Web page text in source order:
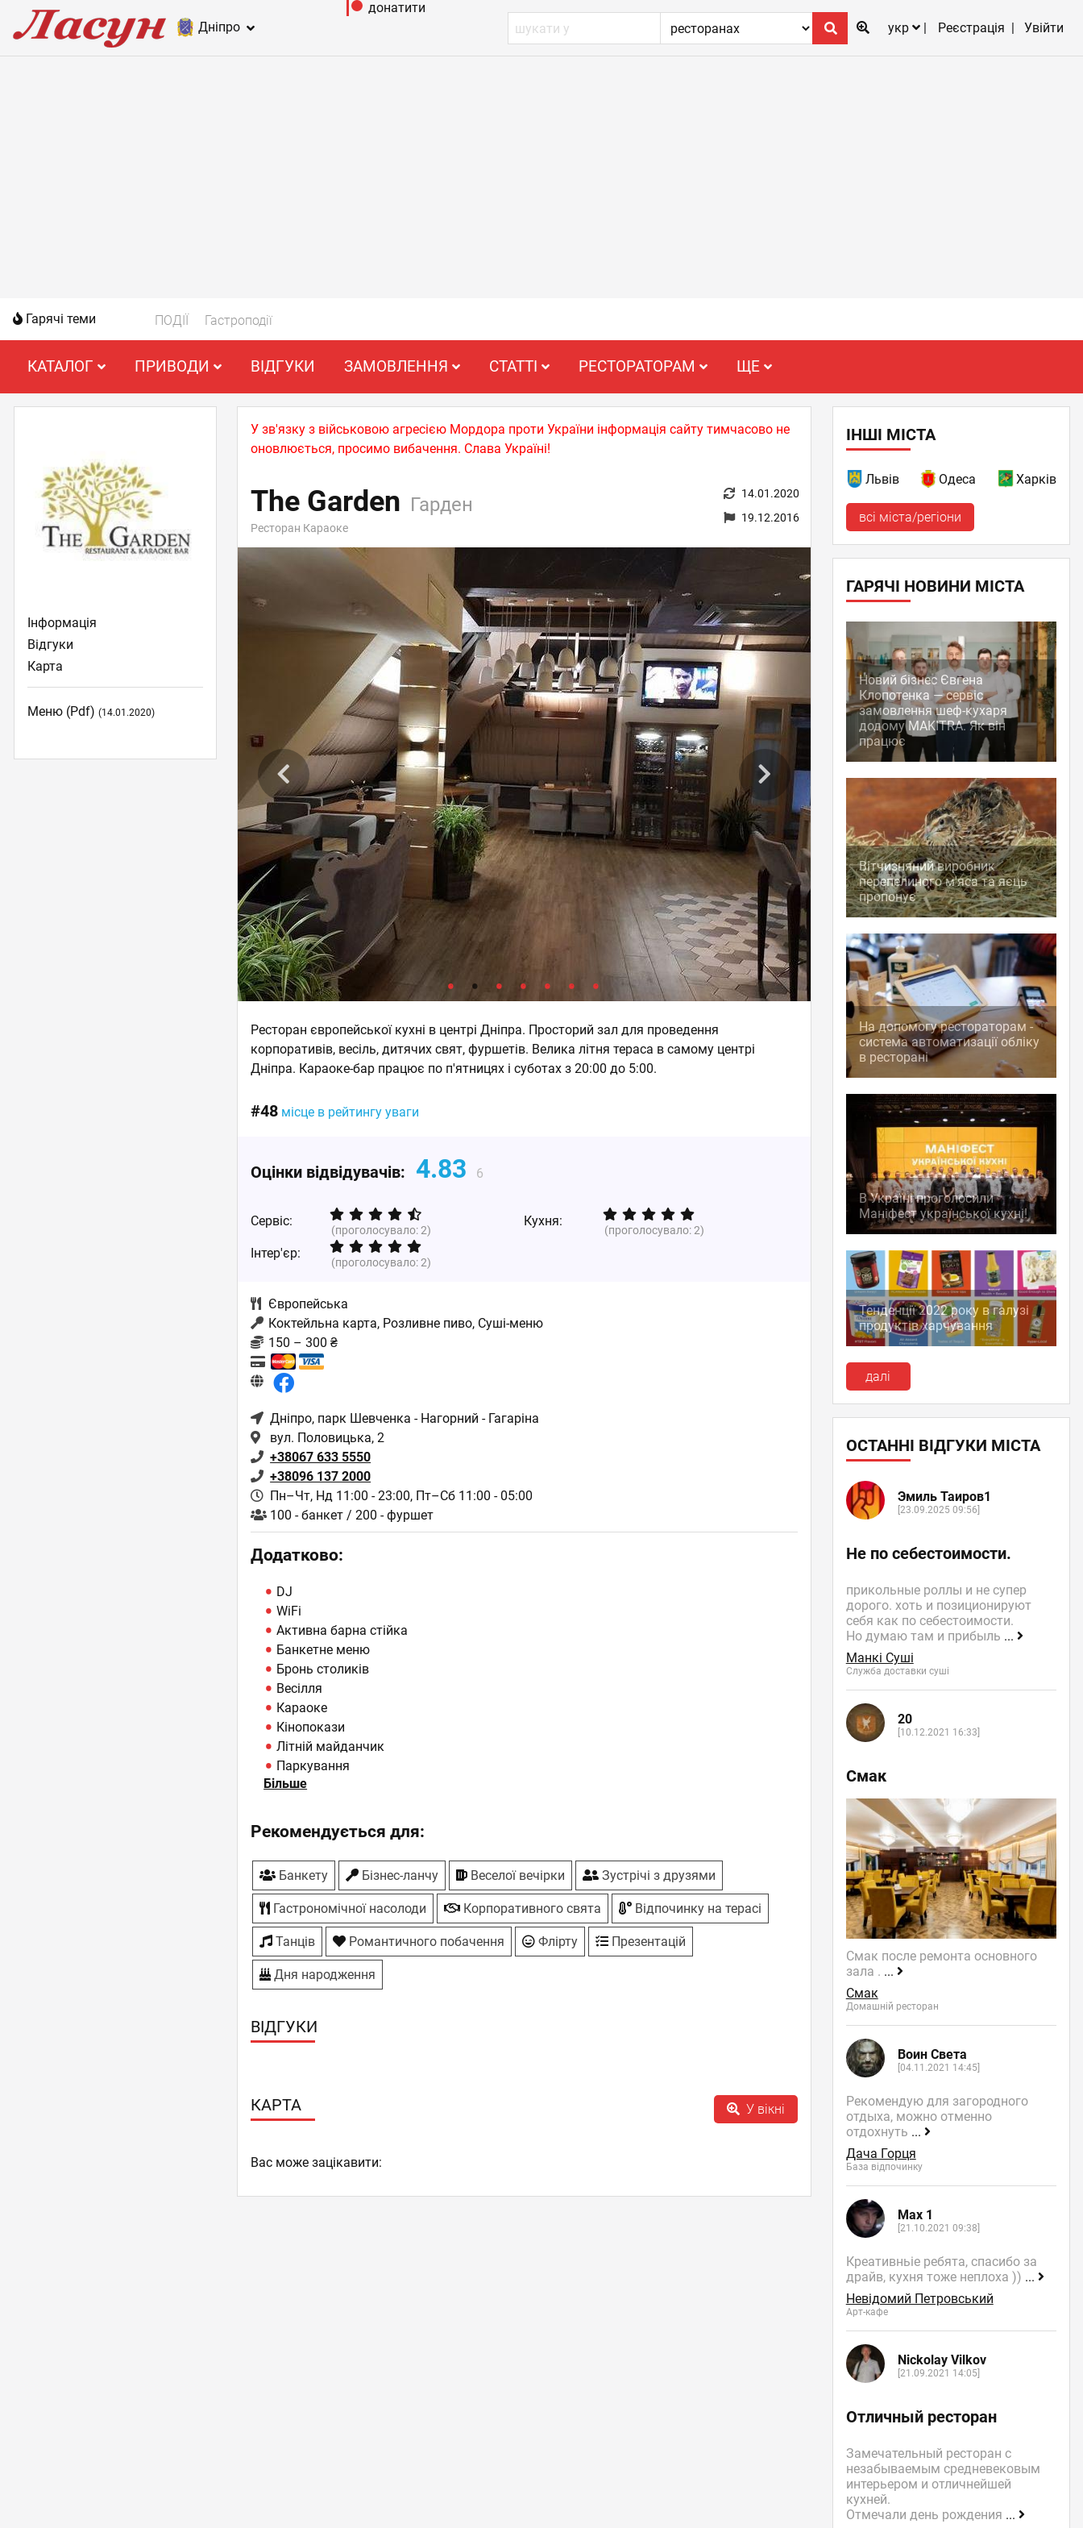
Дніпро
донатити
укр
Реєстрація Увійти
Гарячі теми ПОДІЇ Гастроподії
КАТАЛОГ ПРИВОДИ ВІДГУКИ ЗАМОВЛЕННЯ СТАТТІ РЕСТОРАТОРАМ ЩЕ
У зв'язку з військовою агресією Мордора проти України інформація сайту тимчасово не
оновлюється, просимо вибачення. Слава Україні!
The Garden Гарден
Ресторан Караоке
14.01.2020
19.12.2016
Ресторан європейської кухні в центрі Дніпра. Просторий зал для проведення
корпоративів, весіль, дитячих свят, фуршетів. Велика літня тераса в самому центрі
Дніпра. Караоке-бар працює по п'ятницях і суботах з 20:00 до 5:00.
#48 місце в рейтингу уваги
Оцінки відвідувачів: 4.83 6
Сервіс:
(проголосувало:2)
Кухня:
(проголосувало:2)
Інтер'єр:
(проголосувало:2)
Європейська
Коктейльна карта, Розливне пиво, Суші-меню
150 – 300 ₴
Дніпро, парк Шевченка - Нагорний - Гагаріна
вул. Половицька, 2
+38067 633 5550
+38096 137 2000
Пн–Чт, Нд 11:00 - 23:00, Пт–Сб 11:00 - 05:00
100 - банкет / 200 - фуршет
Додатково:
DJ
WiFi
Активна барна стійка
Банкетне меню
Бронь столиків
Весілля
Караоке
Кінопокази
Літній майданчик
Паркування
Сніданки
Більше
Рекомендується для:
Банкету Бiзнес-ланчу Веселої вечірки Зустрічі з друзями
Гастрономічної насолоди Корпоративного свята Відпочинку на терасі
Танців Романтичного побачення Флірту Презентацій
Дня народження
ВІДГУКИ
КАРТА У вікні
Інформація
Відгуки
Карта
Меню (pdf)(14.01.2020)
Вас може зацікавити:
ІНШІ МІСТА
Львів Одеса Харків
всі міста/регіони
ГАРЯЧІ НОВИНИ МІСТА
Новий бізнес Євгена
Клопотенка — сервіс
замовлення шеф-кухаря
додому MAKITRA. Як він
працює
Вітчизняний виробник
перепелиного м'яса та яєць
пропонує
На допомогу рестораторам -
система автоматизації обліку
в ресторані
В Україні проголосили
Маніфест української кухні!
Тенденції 2022 року в галузі
продуктів харчування
далі
ОСТАННІ ВІДГУКИ МІСТА
Эмиль Таиров1
[23.09.2025 09:56]
Не по себестоимости.
прикольные роллы и не супер
дорого. хоть и позиционируют
себя как по себестоимости.
Но думаю там и прибыль ...
Манкі Суші
Служба доставки суші
20
[10.12.2021 16:33]
Смак
Смак после ремонта основного
зала . ...
Смак
Домашній ресторан
Воин Света
[04.11.2021 14:45]
Рекомендую для загородного
отдыха, можно отменно
отдохнуть ...
Дача Горця
База відпочинку
Max 1
[21.10.2021 09:38]
Креативньіе ребята, спасибо за
драйв, кухня тоже неплоха )) ...
Невідомий Петровський
Арт-кафе
Nickolay Vilkov
[21.09.2021 14:05]
Отличный ресторан
Замечательный ресторан с
незабываемым средневековым
интерьером и отличнейшей
кухней.
Отмечали день рождения ...